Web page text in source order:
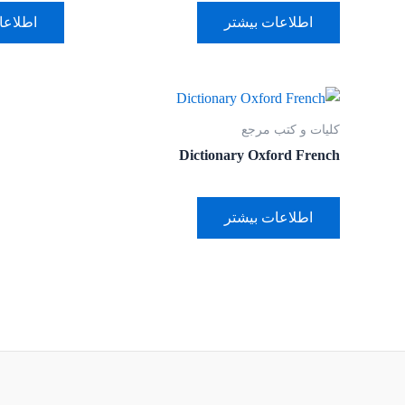
اطلاعات بیشتر
کلیات و کتب مرجع
Dictionary Oxford French
اطلاعات بیشتر